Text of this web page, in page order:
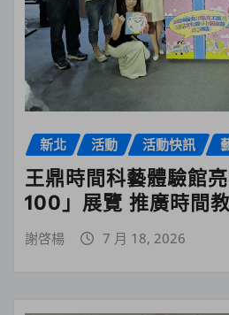
新北 活動 活動快訊
王鼎時間科藝體驗館
100」展覽 推廣時間
謝啓楊 7 月 18, 2026